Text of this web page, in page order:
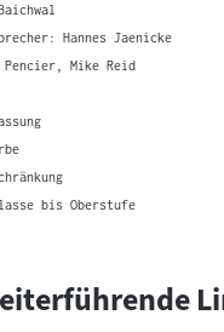
Hannes Jaenicke
Pencier, Mike Reid
bis Oberstufe